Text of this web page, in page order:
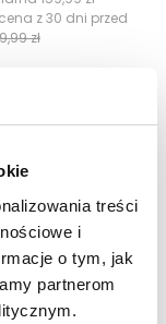
treści
i
o tym, jak
partnerom
z 30 dni przed
zł